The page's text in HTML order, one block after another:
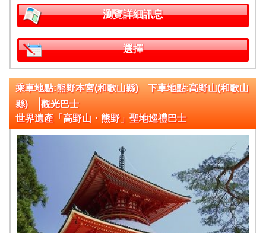
瀏覽詳細訊息
選擇
乘車地點:熊野本宮(和歌山縣) 下車地點:高野山(和歌山
縣) |觀光巴士
世界遺產「高野山・熊野」聖地巡禮巴士